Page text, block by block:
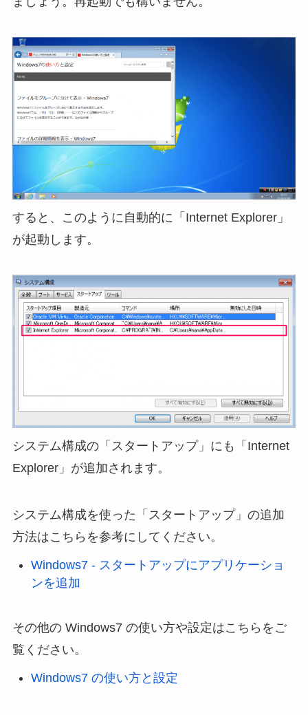
すると、このように自動的に「Internet Explorer」
が起動します。
システム構成の「スタートアップ」にも「Internet
Explorer」が追加されます。
システム構成を使った「スタートアップ」の追加
方法はこちらを参考にしてください。
Windows7 - スタートアップにアプリケーショ
ンを追加
その他の Windows7 の使い方や設定はこちらをご
覧ください。
Windows7 の使い方と設定